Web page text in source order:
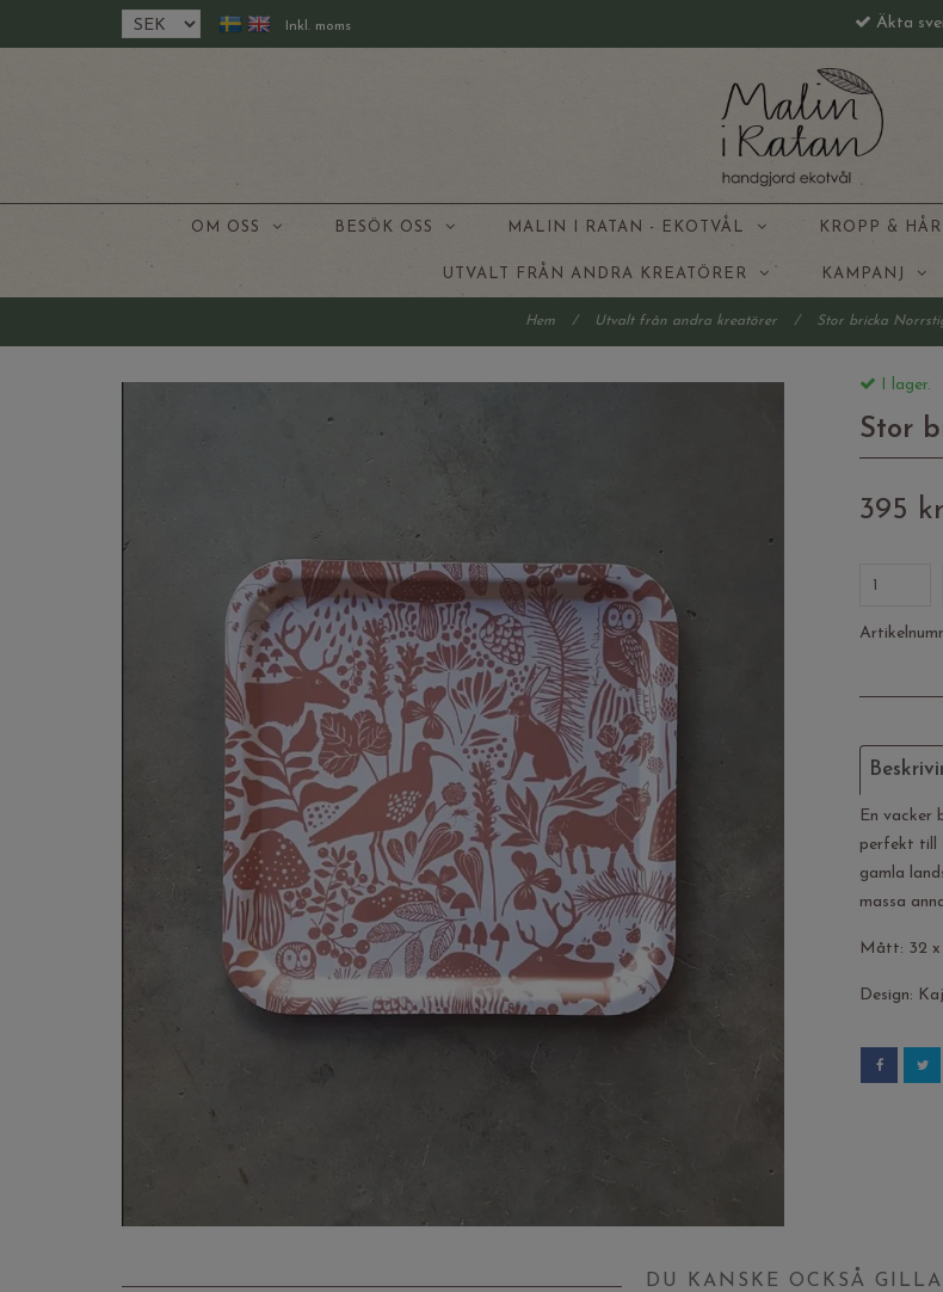
Inkl. moms Äkta
OM OSS BESÖK OSS MALIN I RATAN - EKOTVÅL KROPP &
UTVALT FRÅN ANDRA KREATÖRER KAMPANJ
Hem / Utvalt från andra kreatörer / Stor bricka
I lager.
Stor
395 kr
En vacker
perfekt till
gamla
massa
Mått: 32 x
Design:
DU KANSKE OCKSÅ